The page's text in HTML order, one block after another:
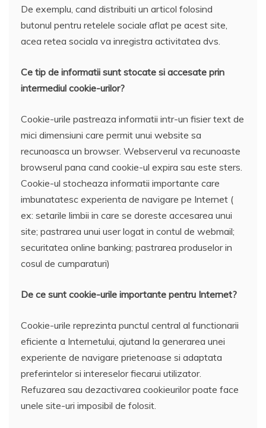
De exemplu, cand distribuiti un articol folosind
butonul pentru retelele sociale aflat pe acest site,
acea retea sociala va inregistra activitatea dvs.
Ce tip de informatii sunt stocate si accesate prin
intermediul cookie-urilor?
Cookie-urile pastreaza informatii intr-un fisier text de
mici dimensiuni care permit unui website sa
recunoasca un browser. Webserverul va recunoaste
browserul pana cand cookie-ul expira sau este sters.
Cookie-ul stocheaza informatii importante care
imbunatatesc experienta de navigare pe Internet (
ex: setarile limbii in care se doreste accesarea unui
site; pastrarea unui user logat in contul de webmail;
securitatea online banking; pastrarea produselor in
cosul de cumparaturi)
De ce sunt cookie-urile importante pentru Internet?
Cookie-urile reprezinta punctul central al functionarii
eficiente a Internetului, ajutand la generarea unei
experiente de navigare prietenoase si adaptata
preferintelor si intereselor fiecarui utilizator.
Refuzarea sau dezactivarea cookieurilor poate face
unele site-uri imposibil de folosit.